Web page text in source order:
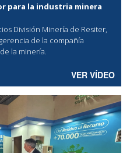
para la industria minera
División Minería de Resiter,
de la compañía
la minería.
VER VÍDEO